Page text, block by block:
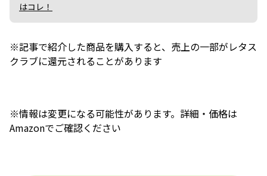
はコレ！
※記事で紹介した商品を購入すると、売上の一部がレタス
クラブに還元されることがあります
※情報は変更になる可能性があります。詳細・価格は
Amazonでご確認ください